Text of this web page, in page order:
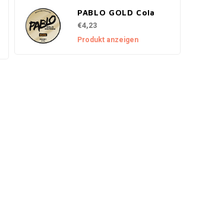
PABLO GOLD Cola
€4,23
Produkt anzeigen